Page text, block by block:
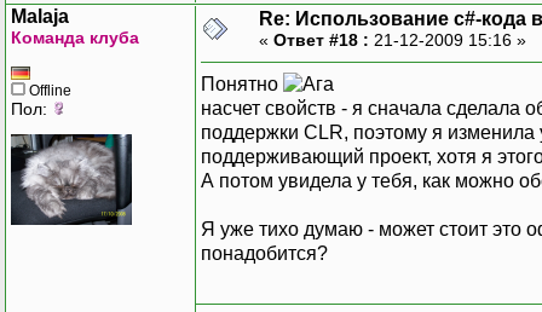
Malaja
Команда клуба
Offline
Пол:
Re: Использование c#-кода
« Ответ #18 : 21-12-2009 15:16 »
Понятно
насчет свойств - я сначала сделала
поддержки CLR, поэтому я изменила
поддерживающий проект, хотя я
А потом увидела у тебя, как можно
Я уже тихо думаю - может стоит это
понадобится?